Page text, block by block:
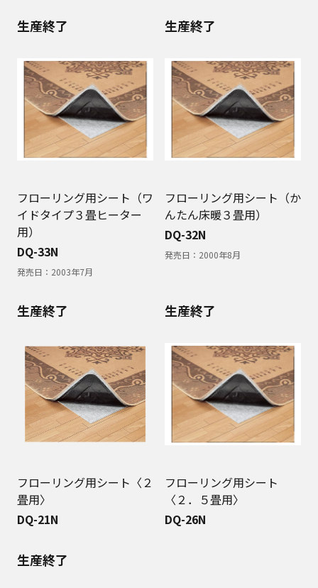
生産終了
フローリング用シート（ワ
イドタイプ３畳ヒーター
用）
DQ-33N
発売日： 2003年7月
生産終了
フローリング用シート（か
んたん床暖３畳用）
DQ-32N
発売日： 2000年8月
生産終了
フローリング用シート〈２
畳用〉
DQ-21N
生産終了
フローリング用シート
〈２．５畳用〉
DQ-26N
生産終了